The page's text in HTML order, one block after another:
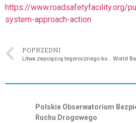
https://www.roadsafetyfacility.org/
system-approach-action
POPRZEDNI
Litwa zwycięzcą tegorocznego konkursu ETSC Road Safety Performance Index (PIN) Award z najwyższym 50% spadkiem liczby ofiar śmiertelnych w ciągu ostatnich dziesięciu lat
Polskie Obserwatorium
Ruchu Drogowego